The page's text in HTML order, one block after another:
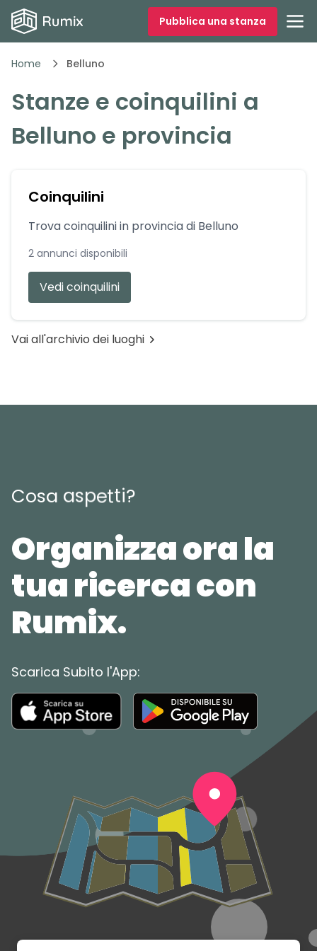
Pubblica una stanza
Home Belluno
Stanze e coinquilini a
Belluno e provincia
Coinquilini
Trova coinquilini in provincia di Belluno
2 annunci disponibili
Vedi coinquilini
Vai all'archivio dei luoghi
Cosa aspetti?
Organizza ora la
tua ricerca con
Rumix.
Scarica Subito l'App: